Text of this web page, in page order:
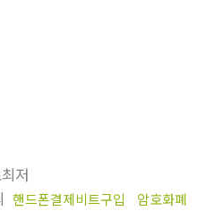
저
핸드폰결제비트구입
암호화폐